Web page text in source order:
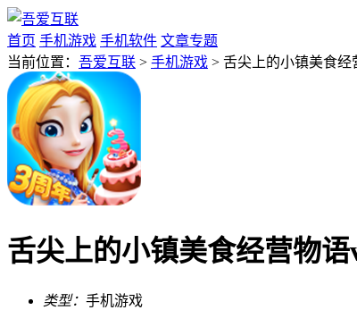
首页 手机游戏 手机软件 文章专题
当前位置： 吾爱互联 > 手机游戏 > 舌尖上的小镇美食经
舌尖上的小镇美食经营物
类型： 手机游戏